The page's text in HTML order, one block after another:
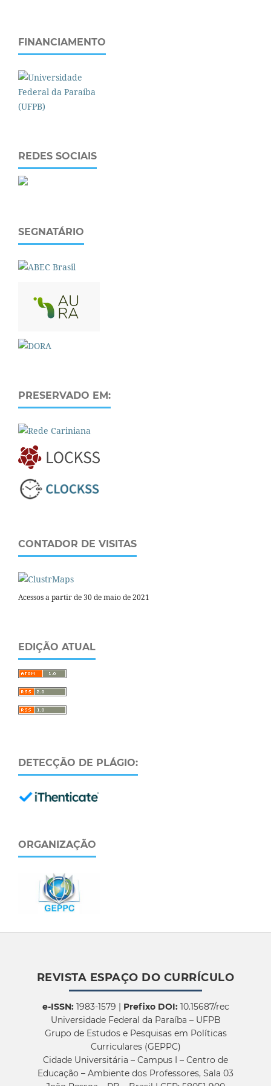
FINANCIAMENTO
REDES SOCIAIS
SEGNATÁRIO
PRESERVADO EM:
CONTADOR DE VISITAS
Acessos a partir de 30 de maio de 2021
EDIÇÃO ATUAL
DETECÇÃO DE PLÁGIO:
ORGANIZAÇÃO
REVISTA ESPAÇO DO CURRÍCULO
e-ISSN:1983-1579 | Prefixo DOI:10.15687/rec
Universidade Federal da Paraíba – UFPB
Grupo de Estudos e Pesquisas em Políticas
Curriculares (GEPPC)
Cidade Universitária – Campus I – Centro de
Educação – Ambiente dos Professores, Sala 03